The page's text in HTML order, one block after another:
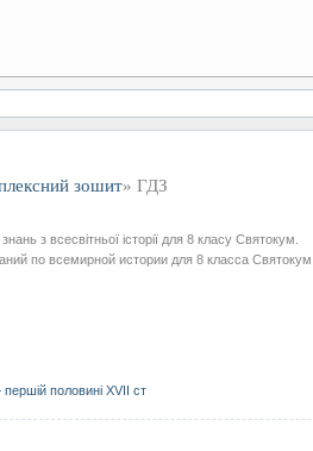
зошит» ГДЗ
з всесвітньої історії для 8 класу Святокум.
по всемирной истории для 8 класса Святокум.
половині XVII ст